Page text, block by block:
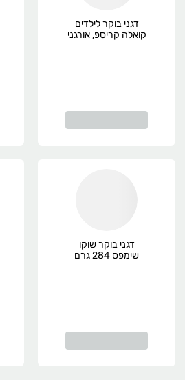
דגני בוקר לילדים
קואלה קריספ, אורגני
דגני בוקר שוקו
שימפס 284 גרם